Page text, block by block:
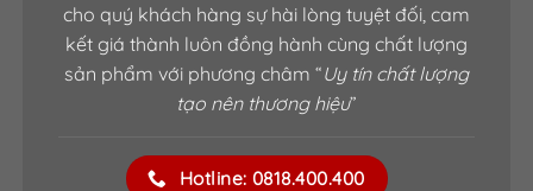
cho quý khách hàng sự hài lòng tuyệt đối, cam
kết giá thành luôn đồng hành cùng chất lượng
sản phẩm với phương châm “Uy tín chất lượng
tạo nên thương hiệu”
Hotline: 0818.400.400